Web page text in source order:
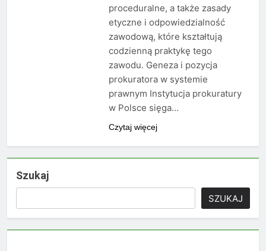
proceduralne, a także zasady
etyczne i odpowiedzialność
zawodową, które kształtują
codzienną praktykę tego
zawodu. Geneza i pozycja
prokuratora w systemie
prawnym Instytucja prokuratury
w Polsce sięga…
Czytaj więcej
Szukaj
SZUKAJ